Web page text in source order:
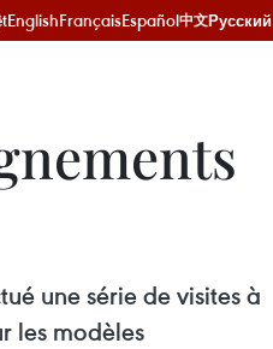
EnglishFrançaisEspañol中文Русский
une série de visites à
les modèles